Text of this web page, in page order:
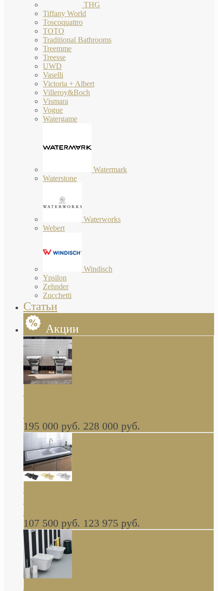
THG
Tiffany World
Toscoquattro
TOTO
Traditional Bathrooms
Treemme
Treesse
UWD
Vaselli
Victoria + Albert
Villeroy&Boch
Vismara
Vogue
Watergame
Watermark
Waterstone
Waterworks
Webert
Windisch
Ypsilon
Zehnder
Zucchetti
Статьи
Акции
Butterfly Scarabeo КОМПЛЕКТ санфаянса
глянцевая платина В НАЛИЧИИ
195 000 руб. 228 000 руб.
керамическая мойка 1160 x 510 мм белая,
серая, черная, бежевая В НАЛИЧИИ
107 500 руб. 123 975 руб.